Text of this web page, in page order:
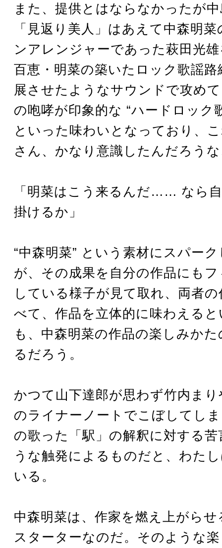
また、提供とはならなかったが
「見返り美人」はあえて中森明
ンアレンジャーであった萩田光
百恵・明菜の築いたロック歌謡路
展させたようなサウンドで攻め
の咆哮が印象的な “ハードロック
といった味わいとなっており、
さん、かなり意識したんだろう
「明菜はこう来るんだ…… なら
掛けるか」
“中森明菜” という素材にスパー
が、その成果を自分の作品にも
している様子が見て取れ、両者
べて、作品を立体的に味わえる
も、中森明菜の作品の楽しみか
るだろう。
かつて山下達郎が思わず竹内ま
のライナーノートでこぼしてし
の歌った「駅」の解釈に対する
うな触発によるものだと、わた
いる。
中森明菜は、作家を燃え上がら
スターターなのだ。そのような